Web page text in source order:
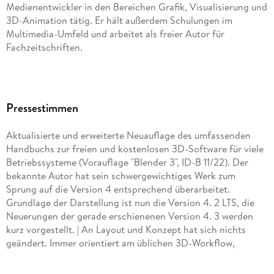
6. 1 . . . Mesh-Primitives . . . 158
6. 2 . . . Curves und Surfaces . . . 169
6. 3 . . . Metaballs . . . 176
6. 4 . . . Text . . . 179
7. Modelling-Tools . . . 187
7. 2 . . . Werkzeuge . . . 194
7. 3 . . . Proportional Editing . . . 207
7. 4 . . . Transform Snapping . . . 209
7. 5 . . . Measure . . . 211
8. Modifier . . . 245
8. 1 . . . Funktionen der Modifier . . . 247
8. 2 . . . Modifier Stack . . . 248
Medienentwickler in den Bereichen Grafik, Visualisierung und
3D-Animation tätig. Er hält außerdem Schulungen im
Multimedia-Umfeld und arbeitet als freier Autor für
Fachzeitschriften.
Pressestimmen
Aktualisierte und erweiterte Neuauflage des umfassenden
Handbuchs zur freien und kostenlosen 3D-Software für viele
Betriebssysteme (Vorauflage "Blender 3", ID-B 11/22). Der
bekannte Autor hat sein schwergewichtiges Werk zum
Sprung auf die Version 4 entsprechend überarbeitet.
Grundlage der Darstellung ist nun die Version 4. 2 LTS, die
Neuerungen der gerade erschienenen Version 4. 3 werden
kurz vorgestellt. | An Layout und Konzept hat sich nichts
geändert. Immer orientiert am üblichen 3D-Workflow,